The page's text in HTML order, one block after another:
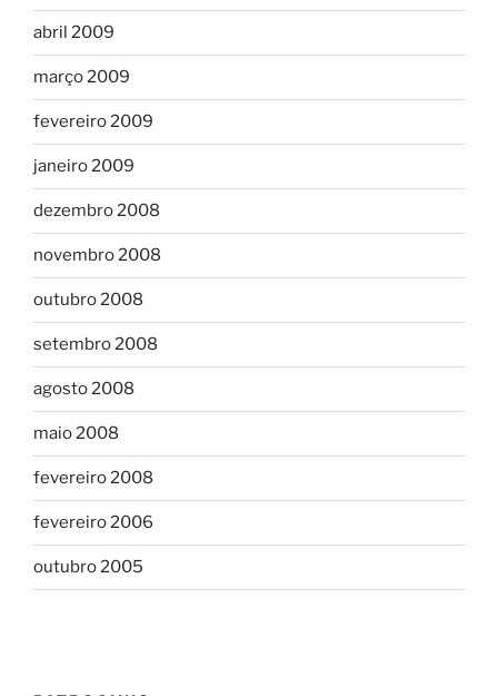
abril 2009
março 2009
fevereiro 2009
janeiro 2009
dezembro 2008
novembro 2008
outubro 2008
setembro 2008
agosto 2008
maio 2008
fevereiro 2008
fevereiro 2006
outubro 2005